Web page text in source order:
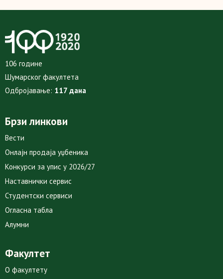
106 године
Шумарског факултета
Одбројавање: 117 дана
Брзи линкови
Вести
Онлајн продаја уџбеника
Конкурси за упис у 2026/27
Наставнички сервис
Студентски сервиси
Огласна табла
Алумни
Факултет
О факултету